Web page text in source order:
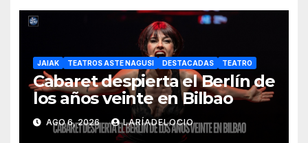
JAIAK TEATROS ASTE NAGUSI DESTACADAS TEATRO
Cabaret despierta el Berlín de
los años veinte en Bilbao
AGO 6, 2026 LARÍADELOCIO